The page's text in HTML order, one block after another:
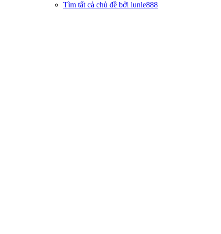
Tìm tất cả chủ đề bởi lunle888